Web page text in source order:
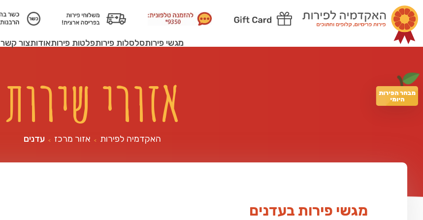
מגשי פירותסלסלות פירותפלטות פירותאודותצור קשר
מבחר הפירות
היומי
אזורי שירות
האקדמיה לפירות > אזור מרכז > עדנים
מגשי פירות בעדנים